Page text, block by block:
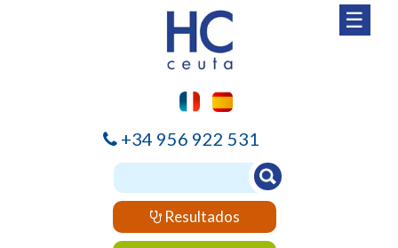
☰
+34 956 922 531
Resultados